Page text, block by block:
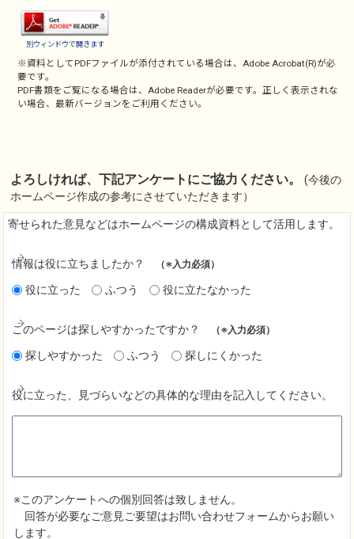
別ウィンドウで開きます
※資料としてPDFファイルが添付されている場合は、Adobe Acrobat(R)が必
要です。
PDF書類をご覧になる場合は、Adobe Readerが必要です。正しく表示されな
い場合、最新バージョンをご利用ください。